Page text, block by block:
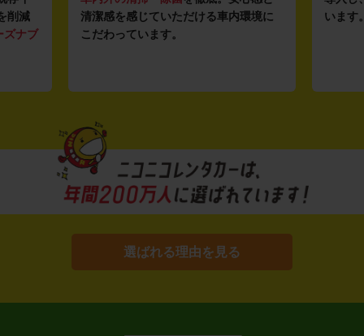
削減
ズナブ
清潔感を感じていただける車内環境に
こだわっています。
います
選ばれる理由を見る